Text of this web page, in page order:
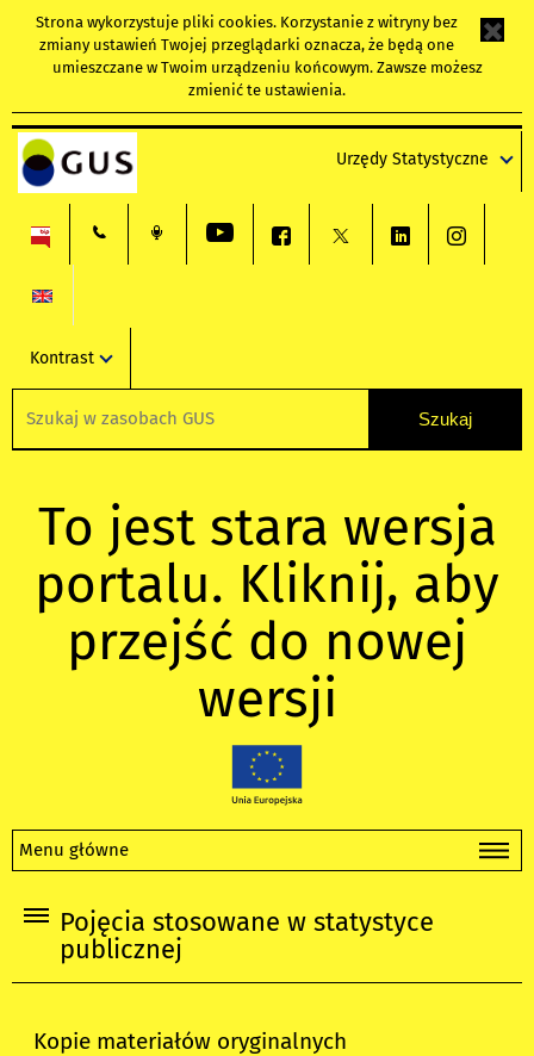
Strona wykorzystuje pliki cookies. Korzystanie z witryny bez
zmiany ustawień Twojej przeglądarki oznacza, że będą one
umieszczane w Twoim urządzeniu końcowym. Zawsze możesz
zmienić te ustawienia.
Urzędy Statystyczne
Kontrast
To jest stara wersja
portalu. Kliknij, aby
przejść do nowej
wersji
Menu główne
Pojęcia stosowane w statystyce
publicznej
Kopie materiałów oryginalnych